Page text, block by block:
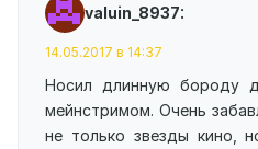
valuin_8937:
14.05.2017 в 14:37
Носил длинную бороду
мейнстримом. Очень
не только звезды кино,